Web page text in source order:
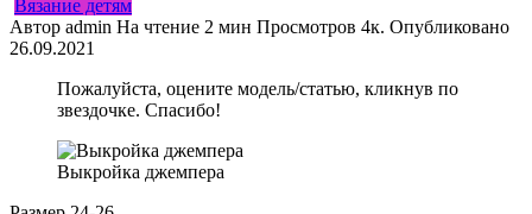
Вязание детям
Автор admin На чтение 2 мин Просмотров 4к. Опубликовано
26.09.2021
Пожалуйста, оцените модель/статью, кликнув по
звездочке. Спасибо!
Выкройка джемпера